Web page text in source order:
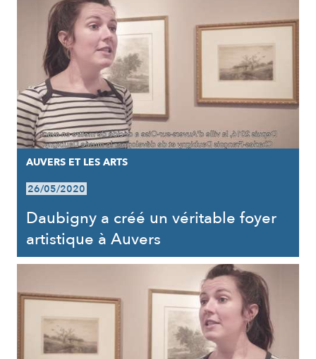
AUVERS ET LES ARTS
26/05/2020
Daubigny a créé un véritable foyer
artistique à Auvers